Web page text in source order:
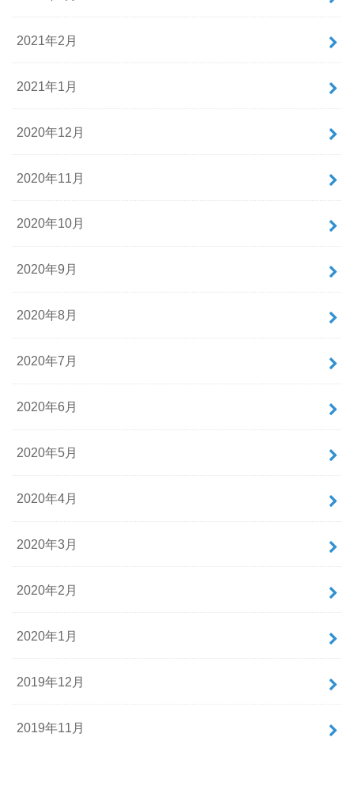
2021年2月
2021年1月
2020年12月
2020年11月
2020年10月
2020年9月
2020年8月
2020年7月
2020年6月
2020年5月
2020年4月
2020年3月
2020年2月
2020年1月
2019年12月
2019年11月